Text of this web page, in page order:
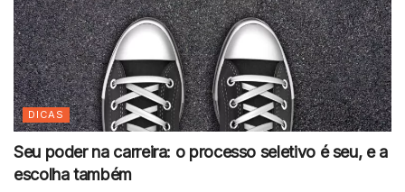
DICAS
Seu poder na carreira: o processo seletivo é seu, e a
escolha também